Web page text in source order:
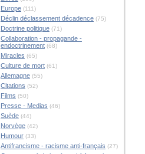
Europe(111)
Déclin déclassement décadence(75)
Doctrine politique(71)
Collaboration - propagande -
endoctrinement(68)
Miracles (65)
Culture de mort(61)
Allemagne(55)
Citations (52)
Films (50)
Presse - Medias (46)
Suède(44)
Norvège(42)
Humour(33)
Antifrancisme - racisme anti-français (27)